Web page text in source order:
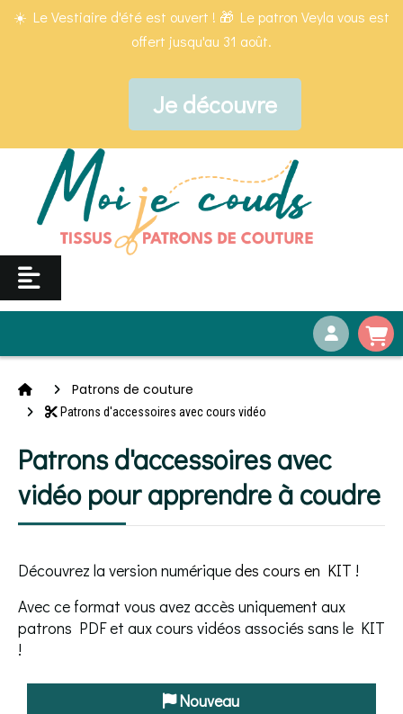
☀️ Le Vestiaire d'été est ouvert ! 🎁 Le patron Veyla vous est
offert jusqu'au 31 août.
Je découvre
Patrons de couture
Patrons d'accessoires avec cours vidéo
Patrons d'accessoires avec
vidéo pour apprendre à coudre
Découvrez la version numériquedes cours en KIT !
Avec ce format vous avez accès uniquement aux
patrons PDF et aux cours vidéos associés sans le KIT
!
Nouveau